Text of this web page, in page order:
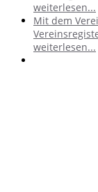
weiterlesen...
Mit dem
weiterlesen...